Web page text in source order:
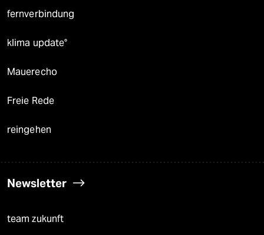
fernverbindung
klima update°
Mauerecho
Freie Rede
reingehen
Newsletter
team zukunft